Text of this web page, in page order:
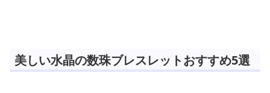
美しい水晶の数珠ブレスレットおすすめ5選